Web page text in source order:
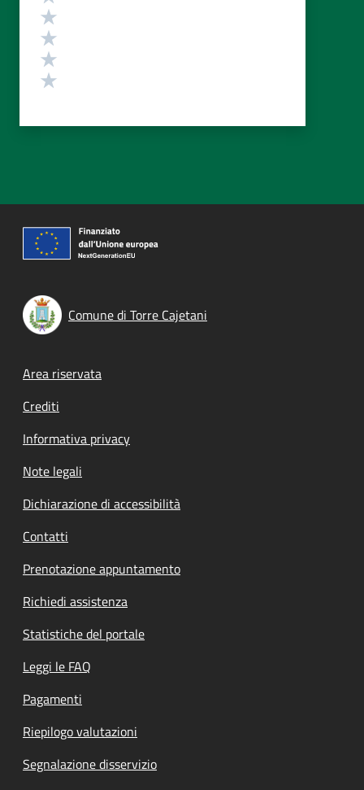
Comune di Torre Cajetani
Footer menu
Area riservata
Crediti
Informativa privacy
Note legali
Dichiarazione di accessibilità
Contatti
Prenotazione appuntamento
Richiedi assistenza
Statistiche del portale
Leggi le FAQ
Pagamenti
Riepilogo valutazioni
Segnalazione disservizio